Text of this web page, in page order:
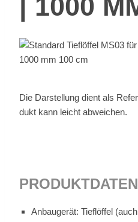
| 1000
Die Dar­stel­lung dient als
dukt kann leicht ab­wei­chen.
PRO­DUKT­DA­TEN
An­bau­ge­rät: Tief­löf­fel